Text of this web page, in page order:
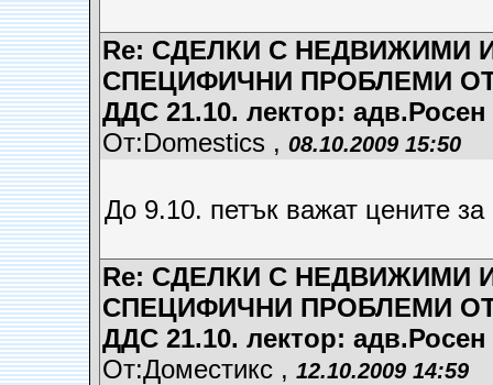
Re: СДЕЛКИ С НЕДВИЖИМИ
СПЕЦИФИЧНИ ПРОБЛЕМИ
ДДС 21.10. лектор: адв.Росен
От:Domestics , 08.10.2009 15:50
До 9.10. петък важат цените
Re: СДЕЛКИ С НЕДВИЖИМИ
СПЕЦИФИЧНИ ПРОБЛЕМИ
ДДС 21.10. лектор: адв.Росен
От:Доместикс , 12.10.2009 14:59